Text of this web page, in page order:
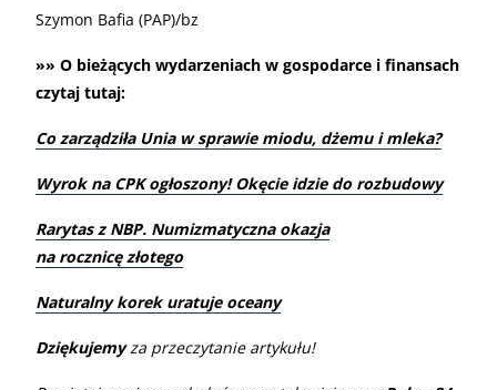
Szymon Bafia (PAP)/bz
»» O bieżących wydarzeniach w gospodarce i finansach
czytaj tutaj:
Co zarządziła Unia w sprawie miodu, dżemu i mleka?
Wyrok na CPK ogłoszony! Okęcie idzie do rozbudowy
Rarytas z NBP. Numizmatyczna okazja
na rocznicę złotego
Naturalny korek uratuje oceany
Dziękujemyza przeczytanie artykułu!